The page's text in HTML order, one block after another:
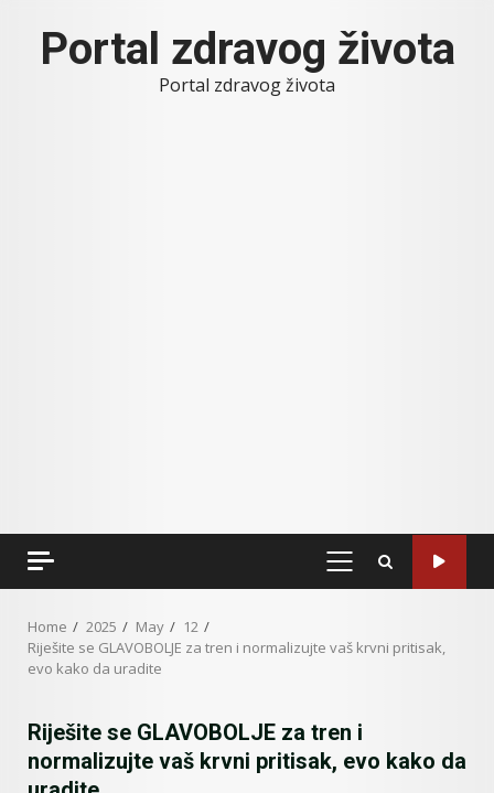
contentPortal zdravog života
Portal zdravog života
PRIMARY
Home 2025 May
12
Riješite se GLAVOBOLJE za tren i normalizujte vaš krvni pritisak,
evo kako da uradite
Riješite se GLAVOBOLJE za tren i
normalizujte vaš krvni pritisak, evo kako da